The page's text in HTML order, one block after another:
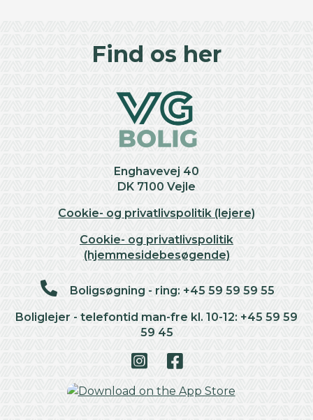
Find os her
Enghavevej 40
DK 7100 Vejle
Cookie- og privatlivspolitik (lejere)
Cookie- og privatlivspolitik
(hjemmesidebesøgende)
Boligsøgning - ring: +45 59 59 59 55
Boliglejer - telefontid man-fre kl. 10-12: +45 59 59
59 45